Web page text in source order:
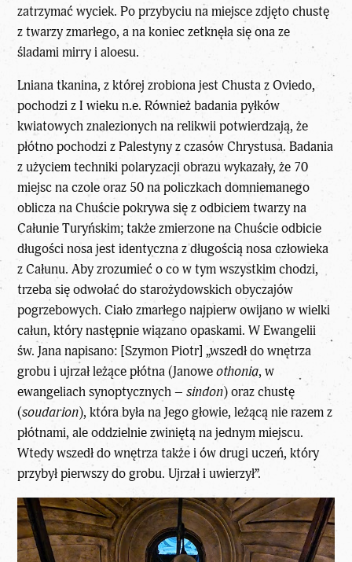
zatrzymać wyciek. Po przybyciu na miejsce zdjęto chustę
z twarzy zmarłego, a na koniec zetknęła się ona ze
śladami mirry i aloesu.
Lniana tkanina, z której zrobiona jest Chusta z Oviedo,
pochodzi z I wieku n.e. Również badania pyłków
kwiatowych znalezionych na relikwii potwierdzają, że
płótno pochodzi z Palestyny z czasówChrystusa. Badania
z użyciem techniki polaryzacji obrazu wykazały, że 70
miejsc na czole oraz 50 na policzkach domniemanego
oblicza na Chuście pokrywa się z odbiciem twarzy na
Całunie Turyńskim; także zmierzone na Chuście odbicie
długości nosa jest identyczna z długością nosa człowieka
z Całunu. Aby zrozumieć o co w tym wszystkim chodzi,
trzeba się odwołać do starożydowskich obyczajów
pogrzebowych. Ciało zmarłego najpierw owijano w wielki
całun, który następnie wiązano opaskami. W Ewangelii
św. Jana napisano: [Szymon Piotr] „wszedł do wnętrza
grobu i ujrzał leżące płótna (Janoweothonia, w
ewangeliach synoptycznych –sindon) oraz chustę
(soudarion), która była na Jego głowie, leżącą nie razem z
płótnami, ale oddzielnie zwiniętą na jednym miejscu.
Wtedy wszedł do wnętrza także i ów drugi uczeń, który
przybył pierwszy do grobu. Ujrzał i uwierzył”.